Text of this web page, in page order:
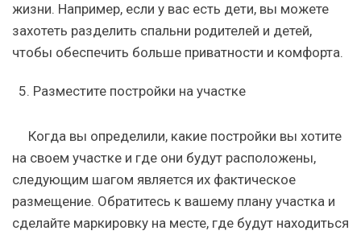
жизни. Например, если у вас есть дети, вы можете
захотеть разделить спальни родителей и детей,
чтобы обеспечить больше приватности и комфорта.
Разместите постройки на участке
Когда вы определили, какие постройки вы хотите
на своем участке и где они будут расположены,
следующим шагом является их фактическое
размещение. Обратитесь к вашему плану участка и
сделайте маркировку на месте, где будут находиться